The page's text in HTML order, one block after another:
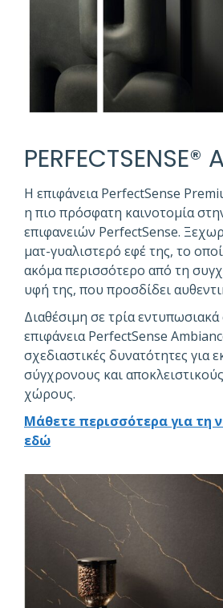
PERFECTSENSE®
Η επιφάνεια PerfectSense
η πιο πρόσφατη καινοτομία
επιφανειών PerfectSense.
ματ-γυαλιστερό εφέ της, το
ακόμα περισσότερο από τη
υφή της, που προσδίδει
Διαθέσιμη σε τρία εντυπωσιακά
επιφάνεια PerfectSense
σχεδιαστικές δυνατότητες για
σύγχρονους και
χώρους.
Μάθετε περισσότερα για τη
εδώ